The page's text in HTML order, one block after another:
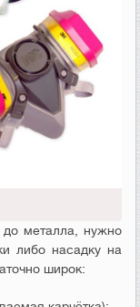
металла, нужно
либо насадку на
широк: